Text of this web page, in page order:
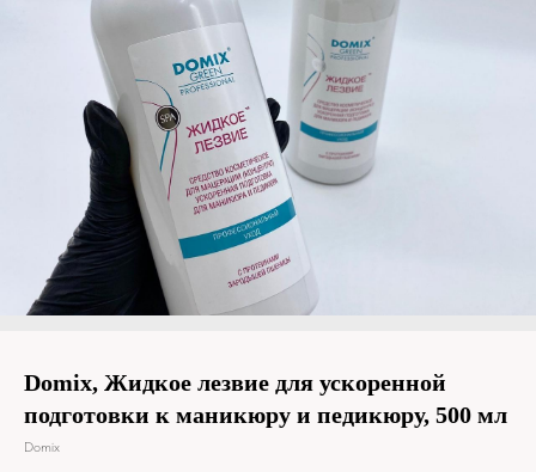
Domix, Жидкое лезвие для ускоренной
подготовки к маникюру и педикюру, 500 мл
Domix